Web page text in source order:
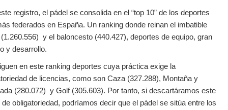
registro, el pádel se consolida en el “top 10” de los deportes
federados en España. Un ranking donde reinan el imbatible
y el baloncesto (440.427), deportes de equipo, gran
y desarrollo.
en este ranking deportes cuya práctica exige la
de licencias, como son Caza (327.288), Montaña y
(280.072) y Golf (305.603). Por tanto, si descartáramos este
de obligatoriedad, podríamos decir que el pádel se sitúa entre los